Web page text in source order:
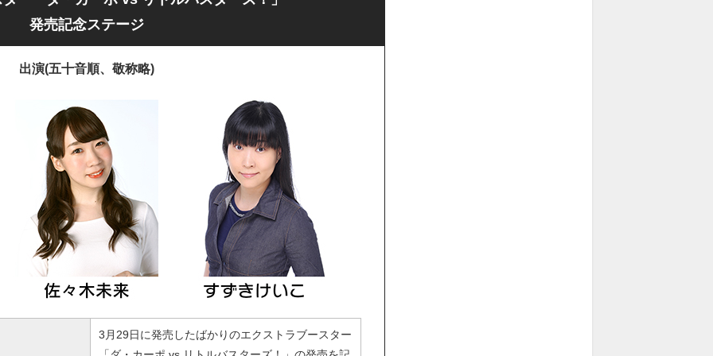
発売記念ステージ
出演(五十音順、敬称略)
3月29日に発売したばかりのエクストラブースター